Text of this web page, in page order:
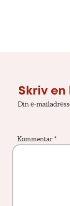
Skriv
Din e-
Kommentar *